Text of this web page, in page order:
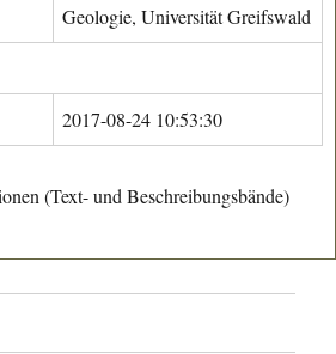
Geologie, Universität Greifswald
2017-08-24 10:53:30
(Text- und Beschreibungsbände)